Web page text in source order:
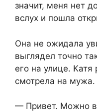
значит, меня нет
вслух и пошла
Она не ожидала
выглядел точно
его на улице. Катя
смотрела на мужа.
— Привет. Можно